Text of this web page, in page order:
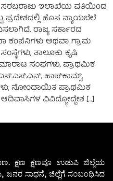
ಸರಬರಾಜು ಇಲಾಖೆಯ ವತಿಯಿಂದ
ಪ್ರದೇಶದಲ್ಲಿ ಹೊಸ ನ್ಯಾಯಬೆಲೆ
ರಾಜ್ಯ ಸರ್ಕಾರದ
ಕಂಪೆನಿಗಳು ಅಥವಾ ಗ್ರಾಮ
ತಾಲೂಕು ಕೃಷಿ
ಸಂಘಗಳು, ಪ್ರಾಥಮಿಕ
ಹಾಪ್‌ಕಾಮ್ಸ್,
ನೋಂದಾಯಿತ ಪ್ರಾಥಮಿಕ
ವಿವಿದ್ಧೋದ್ದೇಶ […]
ಕ್ಷಣ ಕ್ಷಣವೂ ಉಡುಪಿ ಜಿಲ್ಲೆಯ
ಜನರ ಸಾಧನೆ, ಜಿಲ್ಲೆಗೆ ಸಂಬಂಧಿಸಿದ